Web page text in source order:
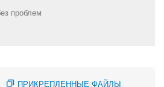
проблем
ПРИКРЕПЛЕННЫЕ ФАЙЛЫ